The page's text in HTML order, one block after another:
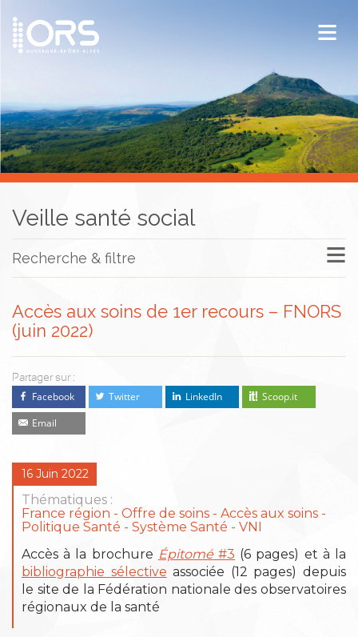
ORS Auvergne-Rhône-Alpes
Publications
Documentation / Veille
Veille santé social
Recherche & filtre
Accès aux soins de 1er recours – FNORS
(juin 2022)
Partager sur :
Facebook Twitter LinkedIn
Scoop.it
Email
16 Juin 2022
Thématiques :
France région
Offre de soins - Accès aux soins
Politique Santé - Système Santé
VNI
Accès à la brochure Épitomé#3 (6 pages) et à la
bibliographie sélective associée (12 pages) depuis
le site de la Fédération nationale des observatoires
régionaux de la santé